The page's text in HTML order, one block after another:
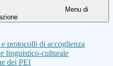
Menu di
protocolli di accoglienza
linguistico-culturale
dei PEI